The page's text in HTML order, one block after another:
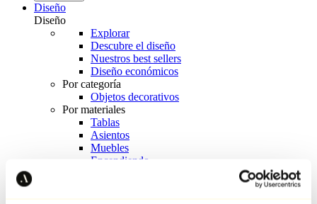
Diseño
Diseño
Explorar
Descubre el diseño
Nuestros best sellers
Diseño económicos
Por categoría
Objetos decorativos
Por materiales
Tablas
Asientos
Muebles
Encendiendo